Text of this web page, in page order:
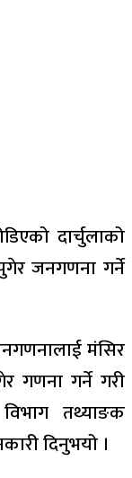
दार्चुलाको
जनगणना गर्ने
मंसिर
गणना गर्ने गरी
तथ्याङक
दिनुभयो ।